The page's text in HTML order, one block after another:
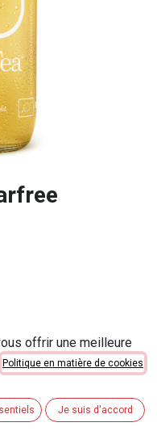
offrir une meilleure
Politique en matière de cookies
Je suis d'accord